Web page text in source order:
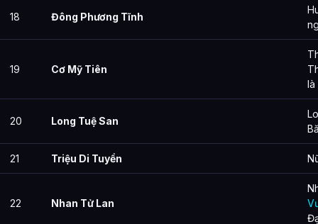
18 Đông Phương Tĩnh
19 Cơ Mỹ Tiên
là
20 Long Tuệ San
21 Triệu Di Tuyền
22 Nhan Tử Lan